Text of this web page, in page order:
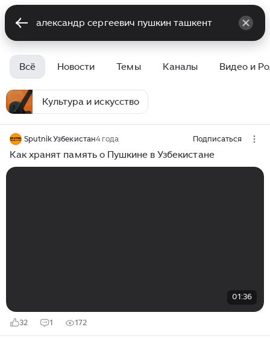
Всё Новости Темы Каналы Видео и
Культура и искусство
Sputnik Узбекистан4 года Подписаться
Как хранят память о Пушкине в Узбекистане
01:36
32 1 172